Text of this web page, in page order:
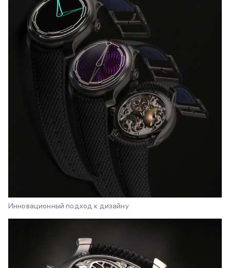
Инновационный подход к дизайну